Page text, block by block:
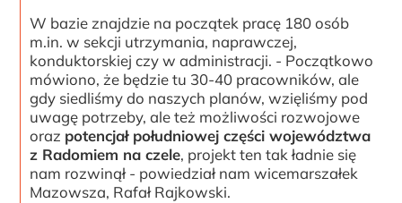
W bazie znajdzie na początek pracę 180 osób
m.in. w sekcji utrzymania, naprawczej,
konduktorskiej czy w administracji. - Początkowo
mówiono, że będzie tu 30-40 pracowników, ale
gdy siedliśmy do naszych planów, wzięliśmy pod
uwagę potrzeby, ale też możliwości rozwojowe
oraz potencjał południowej części województwa
z Radomiem na czele, projekt ten tak ładnie się
nam rozwinął - powiedział nam wicemarszałek
Mazowsza, Rafał Rajkowski.